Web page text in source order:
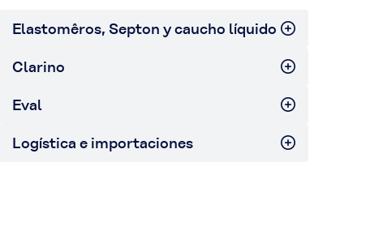
Elastomêros, Septon y caucho líquido
Clarino
Eval
Logística e importaciones